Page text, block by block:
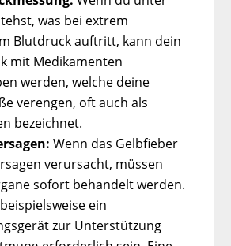
was bei extrem
Blutdruck auftritt, kann dein
mit Medikamenten
werden, welche deine
verengen, oft auch als
bezeichnet.
Wenn das Gelbfieber
verursacht, müssen
sofort behandelt werden.
ein
zur Unterstützung